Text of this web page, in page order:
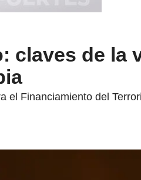
claves de la
el Financiamiento del